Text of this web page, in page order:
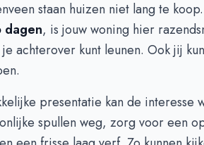
staan huizen niet lang te
dagen, is jouw woning hier
achterover kunt leunen. Ook jij
presentatie kan de interesse
spullen weg, zorg voor een